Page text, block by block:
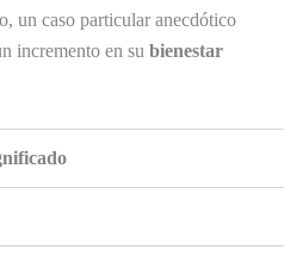
un caso particular anecdótico
incremento en su bienestar